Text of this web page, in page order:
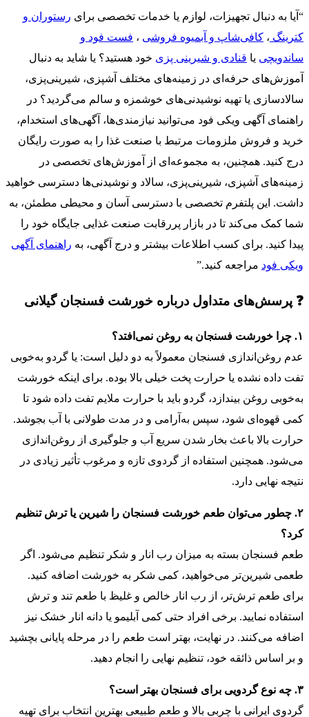
“آیا به دنبال تجهیزات، لوازم یا خدمات تخصصی برای رستوران و
کترینگ ، کافی‌شاپ و آبمیوه فروشی ، فست فود و
ساندویچی یا قنادی و شیرینی پزی خود هستید؟ یا شاید به دنبال
آموزش‌های حرفه‌ای در زمینه‌های مختلف آشپزی، شیرینی‌پزی،
سالادسازی یا تهیه نوشیدنی‌های خوشمزه و سالم می‌گردید؟ در
راهنمای آگهی ویکی فود می‌توانید نیازمندی‌ها، آگهی‌های استخدام،
خرید و فروش ملزومات مرتبط با صنعت غذا را به صورت رایگان
درج کنید. همچنین، به مجموعه‌ای از آموزش‌های تخصصی در
زمینه‌های آشپزی، شیرینی‌پزی، سالاد و نوشیدنی‌ها دسترسی خواهید
داشت. این پلتفرم تخصصی با دسترسی آسان و محیطی مطمئن، به
شما کمک می‌کند تا در بازار پررقابت صنعت غذایی جایگاه خود را
پیدا کنید. برای کسب اطلاعات بیشتر و درج آگهی، به راهنمای آگهی
ویکی فود مراجعه کنید.”
❓ پرسش‌های متداول درباره خورشت فسنجان گیلانی
۱. چرا خورشت فسنجان به روغن نمی‌افتد؟
عدم روغن‌اندازی فسنجان معمولاً به دو دلیل است: یا گردو به‌خوبی
تفت داده نشده یا حرارت پخت خیلی بالا بوده. برای اینکه خورشت
به‌خوبی روغن بیندازد، گردو باید با حرارت ملایم تفت داده شود تا
کمی قهوه‌ای شود، سپس به‌آرامی و در مدت طولانی با آب بجوشد.
حرارت بالا باعث بخار شدن سریع آب و جلوگیری از روغن‌اندازی
می‌شود. همچنین استفاده از گردوی تازه و مرغوب تأثیر زیادی در
نتیجه نهایی دارد.
۲. چطور می‌توان طعم خورشت فسنجان را شیرین یا ترش تنظیم
کرد؟
طعم فسنجان بسته به میزان رب انار و شکر تنظیم می‌شود. اگر
طعمی شیرین‌تر می‌خواهید، کمی شکر به خورشت اضافه کنید.
برای طعم ترش‌تر، از رب انار خالص و غلیظ با طعم تند و ترش
استفاده نمایید. برخی افراد حتی کمی آبلیمو یا دانه انار خشک نیز
اضافه می‌کنند. در نهایت، بهتر است طعم را در مرحله پایانی بچشید
و بر اساس ذائقه خود، تنظیم نهایی را انجام دهید.
۳. چه نوع گردویی برای فسنجان بهتر است؟
گردوی ایرانی با چربی بالا و طعم طبیعی بهترین انتخاب برای تهیه